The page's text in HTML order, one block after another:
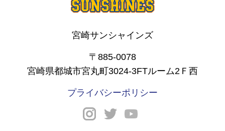
宮崎サンシャインズ
〒885-0078
宮崎県都城市宮丸町3024-3FTルーム2Ｆ西
プライバシーポリシー